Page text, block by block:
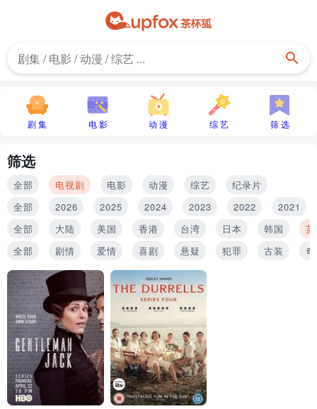
剧 集 电 影 动 漫 综 艺 筛 选
筛选
全部 电视剧 电影 动漫 综艺
纪录片
全部
2026 2025 2024 2023 2022
2021
全部
大陆 美国 香港 台湾 日本 韩国
全部
剧情 爱情 喜剧 悬疑 犯罪 古装